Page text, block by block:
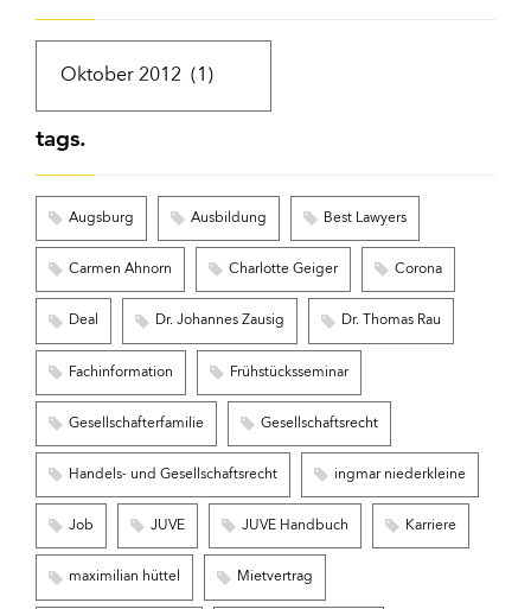
tags.
Augsburg Ausbildung Best Lawyers
Carmen Ahnorn Charlotte Geiger Corona
Deal Dr. Johannes Zausig Dr. Thomas Rau
Fachinformation Frühstücksseminar
Gesellschafterfamilie Gesellschaftsrecht
Handels- und Gesellschaftsrecht ingmar niederkleine
Job JUVE JUVE Handbuch Karriere
maximilian hüttel Mietvertrag